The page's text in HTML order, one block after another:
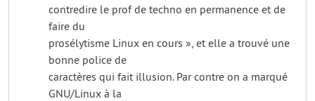
contredire le prof de techno en permanence et de
faire du
prosélytisme Linux en cours », et elle a trouvé une
bonne police de
caractères qui fait illusion. Par contre on a marqué
GNU/Linux à la